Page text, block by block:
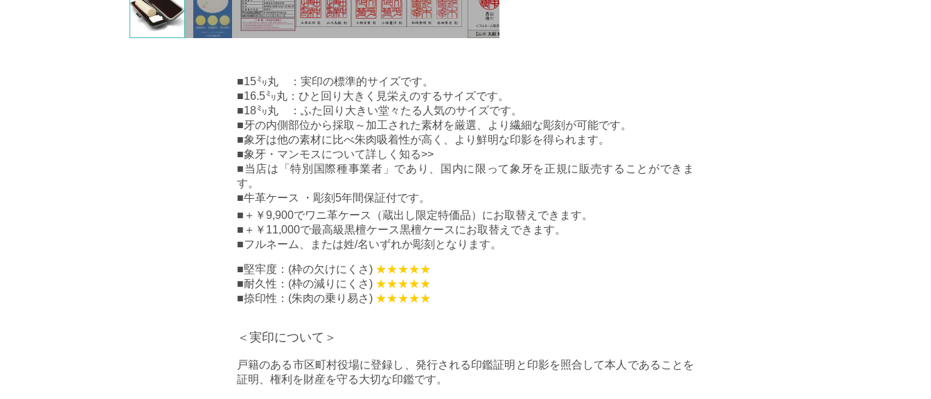
■15㍉丸 ：実印の標準的サイズです。
■16.5㍉丸：ひと回り大きく見栄えのするサイズです。
■18㍉丸 ：ふた回り大きい堂々たる人気のサイズです。
■牙の内側部位から採取～加工された素材を厳選、より繊細な彫刻が可能です。
■象牙は他の素材に比べ朱肉吸着性が高く、より鮮明な印影を得られます。
■象牙・マンモスについて詳しく知る>>
■当店は「特別国際種事業者」であり、国内に限って象牙を正規に販売することができま
す。
■牛革ケース ・彫刻5年間保証付です。
■ ＋￥9,900でワニ革ケース（蔵出し限定特価品）にお取替えできます。
■＋￥11,000で最高級黒檀ケース黒檀ケースにお取替えできます。
■フルネーム、または姓/名いずれか彫刻となります。
■堅牢度：(枠の欠けにくさ) ★★★★★
■耐久性：(枠の減りにくさ) ★★★★★
■捺印性：(朱肉の乗り易さ) ★★★★★
＜実印について＞
戸籍のある市区町村役場に登録し、発行される印鑑証明と印影を照合して本人であることを
証明、権利を財産を守る大切な印鑑です。